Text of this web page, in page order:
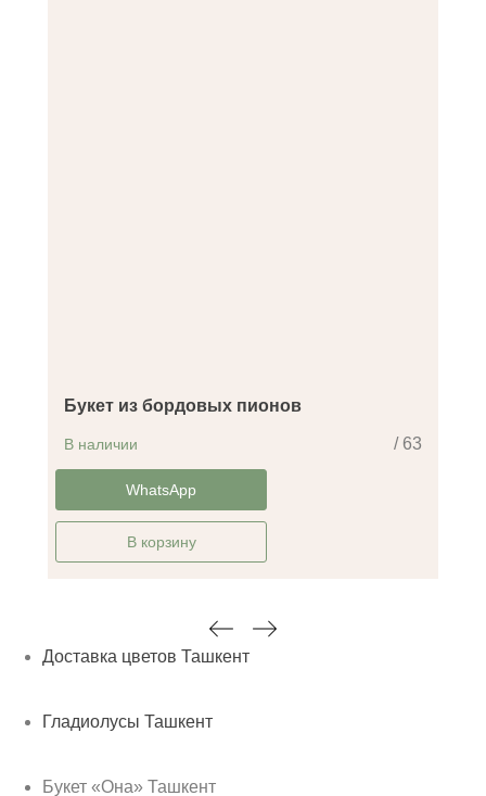
Букет из бордовых пионов
/ 63
В наличии
-30%WhatsApp
В корзину
Доставка цветов Ташкент
Гладиолусы Ташкент
Букет «Она» Ташкент